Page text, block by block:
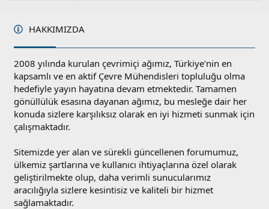
HAKKIMIZDA
2008 yılında kurulan çevrimiçi ağımız, Türkiye'nin en
kapsamlı ve en aktif Çevre Mühendisleri topluluğu olma
hedefiyle yayın hayatına devam etmektedir. Tamamen
gönüllülük esasına dayanan ağımız, bu mesleğe dair her
konuda sizlere karşılıksız olarak en iyi hizmeti sunmak için
çalışmaktadır.
Sitemizde yer alan ve sürekli güncellenen forumumuz,
ülkemiz şartlarına ve kullanıcı ihtiyaçlarına özel olarak
geliştirilmekte olup, daha verimli sunucularımız
aracılığıyla sizlere kesintisiz ve kaliteli bir hizmet
sağlamaktadır.